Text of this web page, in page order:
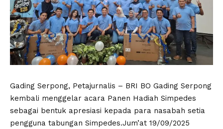
Gading Serpong, Petajurnalis – BRI BO Gading Serpong
kembali menggelar acara Panen Hadiah Simpedes
sebagai bentuk apresiasi kepada para nasabah setia
pengguna tabungan Simpedes.Jum’at 19/09/2025